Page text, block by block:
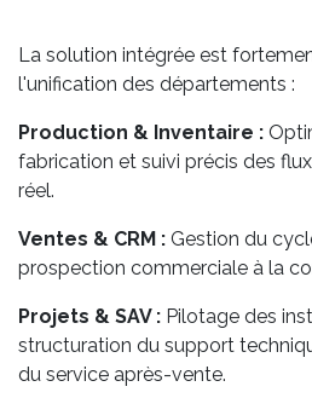
La solution intégrée est
l'unification des départements :
Production & Inventaire :
fabrication et suivi précis des
réel.
Ventes & CRM : Gestion du
prospection commerciale à la
Projets & SAV : Pilotage des
structuration du support
du service après-vente.